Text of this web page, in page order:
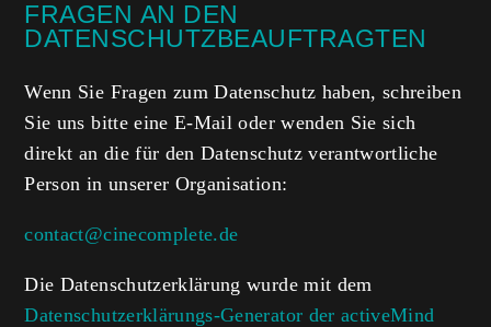
FRAGEN AN DEN
DATENSCHUTZBEAUFTRAGTEN
Wenn Sie Fragen zum Datenschutz haben, schreiben
Sie uns bitte eine E-Mail oder wenden Sie sich
direkt an die für den Datenschutz verantwortliche
Person in unserer Organisation:
contact@cinecomplete.de
Die Datenschutzerklärung wurde mit dem
Datenschutzerklärungs-Generator der activeMind